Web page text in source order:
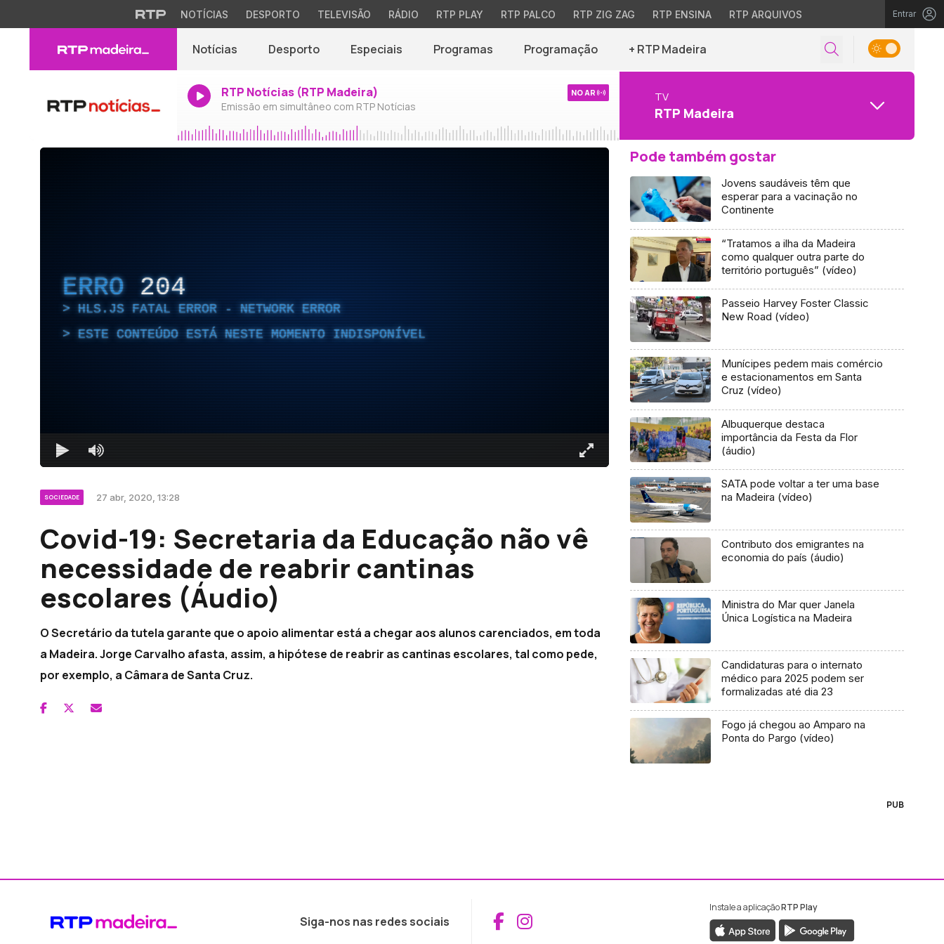
NOTÍCIAS DESPORTO TELEVISÃO RÁDIO RTP PLAY RTP PALCO RTP ZIG ZAG RTP ENSINA RTP ARQUIVOS Entrar
Notícias Desporto Especiais Programas Programação + RTP Madeira
RTP Notícias (RTP Madeira)
Emissão em simultâneo com RTP Notícias
NO AR TV
RTP Madeira
ERRO 204
HLS.JS FATAL ERROR - NETWORK ERROR
ESTE CONTEÚDO ESTÁ NESTE MOMENTO INDISPONÍVEL
SOCIEDADE 27 abr, 2020, 13:28
Covid-19: Secretaria da Educação não vê
necessidade de reabrir cantinas
escolares (Áudio)
O Secretário da tutela garante que o apoio alimentar está a chegar aos alunos carenciados, em toda
a Madeira. Jorge Carvalho afasta, assim, a hipótese de reabrir as cantinas escolares, tal como pede,
por exemplo, a Câmara de Santa Cruz.
Pode também gostar
Jovens saudáveis têm que
esperar para a vacinação no
Continente
“Tratamos a ilha da Madeira
como qualquer outra parte do
território português” (vídeo)
Passeio Harvey Foster Classic
New Road (vídeo)
Munícipes pedem mais comércio
e estacionamentos em Santa
Cruz (vídeo)
Albuquerque destaca
importância da Festa da Flor
(áudio)
SATA pode voltar a ter uma base
na Madeira (vídeo)
Contributo dos emigrantes na
economia do país (áudio)
Ministra do Mar quer Janela
Única Logística na Madeira
Candidaturas para o internato
médico para 2025 podem ser
formalizadas até dia 23
Fogo já chegou ao Amparo na
Ponta do Pargo (vídeo)
PUB
Siga-nos nas redes sociais Aceder ao Facebook da RTP Madeira
Aceder ao Instagram da RTP Madeira
Instale a aplicaçãoRTP Play